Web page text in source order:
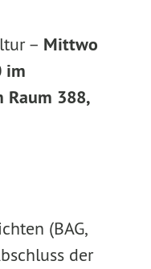
– Mittwo
im
Raum 388,
(BAG,
der